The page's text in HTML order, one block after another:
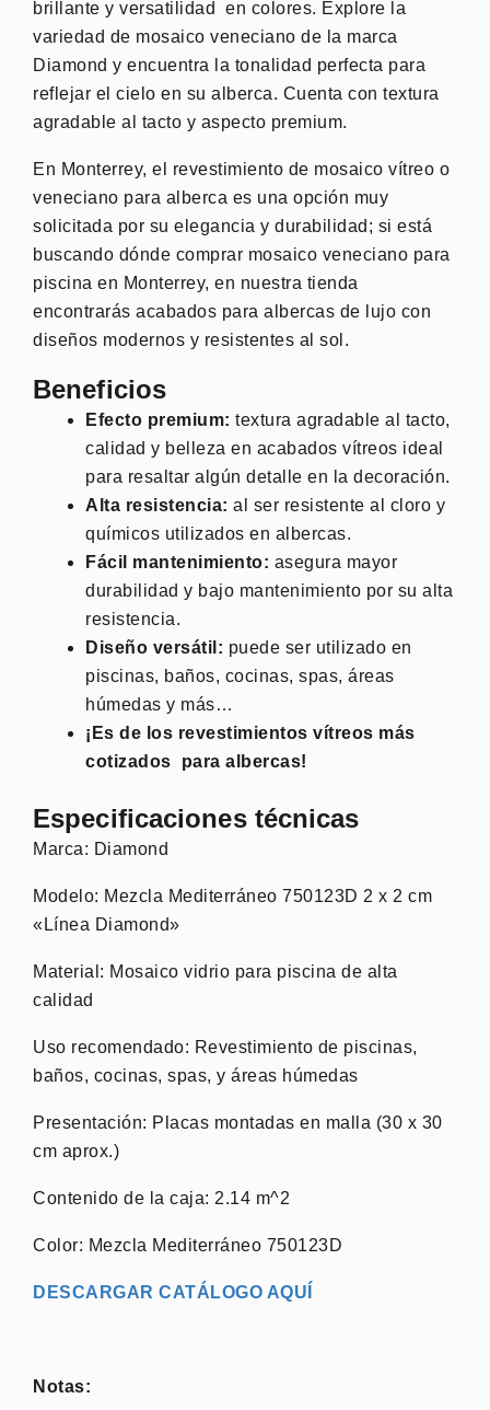
brillante y versatilidad en colores. Explore la
variedad de mosaico veneciano de la marca
Diamond y encuentra la tonalidad perfecta para
reflejar el cielo en su alberca. Cuenta con textura
agradable al tacto y aspecto premium.
En Monterrey, el revestimiento de mosaico vítreo o
veneciano para alberca es una opción muy
solicitada por su elegancia y durabilidad; si está
buscando dónde comprar mosaico veneciano para
piscina en Monterrey, en nuestra tienda
encontrarás acabados para albercas de lujo con
diseños modernos y resistentes al sol.
Beneficios
Efecto premium: textura agradable al tacto,
calidad y belleza en acabados vítreos ideal
para resaltar algún detalle en la decoración.
Alta resistencia: al ser resistente al cloro y
químicos utilizados en albercas.
Fácil mantenimiento: asegura mayor
durabilidad y bajo mantenimiento por su alta
resistencia.
Diseño versátil: puede ser utilizado en
piscinas, baños, cocinas, spas, áreas
húmedas y más…
¡Es de los revestimientos vítreos más
cotizados para albercas!
Especificaciones técnicas
Marca: Diamond
Modelo: Mezcla Mediterráneo 750123D 2 x 2 cm
«Línea Diamond»
Material: Mosaico vidrio para piscina de alta
calidad
Uso recomendado: Revestimiento de piscinas,
baños, cocinas, spas, y áreas húmedas
Presentación: Placas montadas en malla (30 x 30
cm aprox.)
Contenido de la caja: 2.14 m^2
Color: Mezcla Mediterráneo 750123D
DESCARGAR CATÁLOGO AQUÍ
Notas: